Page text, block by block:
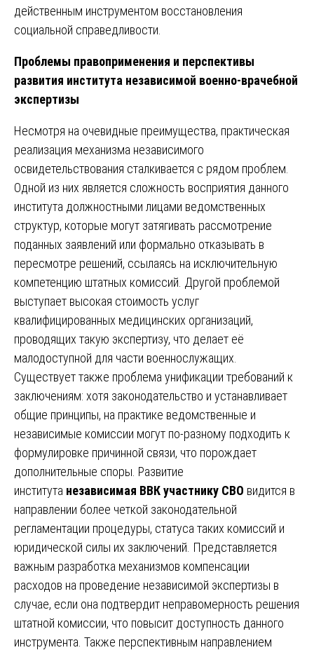
действенным инструментом восстановления
социальной справедливости.
Проблемы правоприменения и перспективы
развития института независимой военно-врачебной
экспертизы
Несмотря на очевидные преимущества, практическая
реализация механизма независимого
освидетельствования сталкивается с рядом проблем.
Одной из них является сложность восприятия данного
института должностными лицами ведомственных
структур, которые могут затягивать рассмотрение
поданных заявлений или формально отказывать в
пересмотре решений, ссылаясь на исключительную
компетенцию штатных комиссий. Другой проблемой
выступает высокая стоимость услуг
квалифицированных медицинских организаций,
проводящих такую экспертизу, что делает её
малодоступной для части военнослужащих.
Существует также проблема унификации требований к
заключениям: хотя законодательство и устанавливает
общие принципы, на практике ведомственные и
независимые комиссии могут по-разному подходить к
формулировке причинной связи, что порождает
дополнительные споры. Развитие
института независимая ВВК участнику СВО видится в
направлении более четкой законодательной
регламентации процедуры, статуса таких комиссий и
юридической силы их заключений. Представляется
важным разработка механизмов компенсации
расходов на проведение независимой экспертизы в
случае, если она подтвердит неправомерность решения
штатной комиссии, что повысит доступность данного
инструмента. Также перспективным направлением